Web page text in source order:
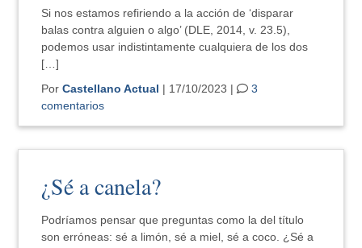
Si nos estamos refiriendo a la acción de ‘disparar
balas contra alguien o algo’ (DLE, 2014, v. 23.5),
podemos usar indistintamente cualquiera de los dos
[…]
PorCastellano Actual | 17/10/2023 |
3
comentarios
¿Sé a canela?
Podríamos pensar que preguntas como la del título
son erróneas: sé a limón, sé a miel, sé a coco. ¿Sé a